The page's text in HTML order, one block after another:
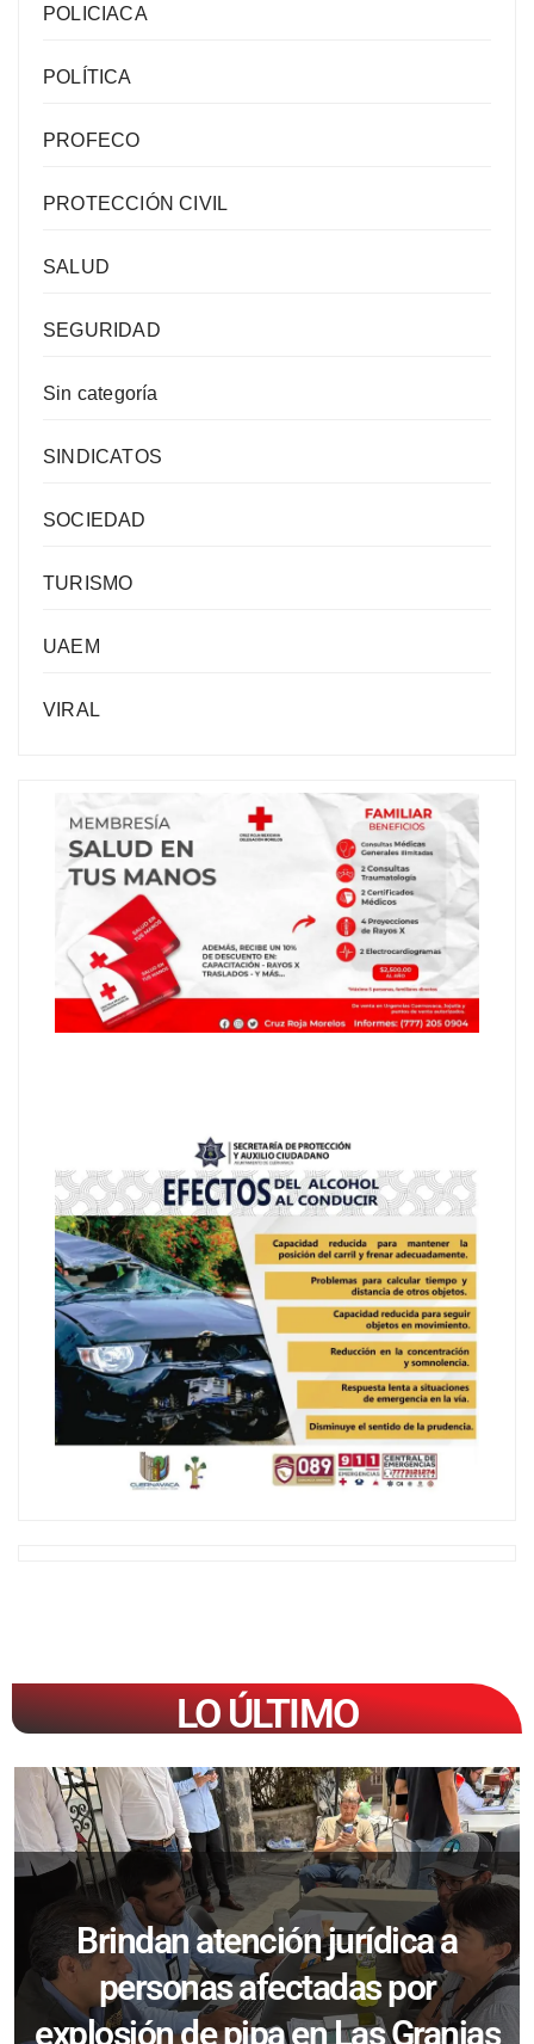
POLICIACA
POLÍTICA
PROFECO
PROTECCIÓN CIVIL
SALUD
SEGURIDAD
Sin categoría
SINDICATOS
SOCIEDAD
TURISMO
UAEM
VIRAL
LO ÚLTIMO
Brindan atención jurídica a
personas afectadas por
explosión de pipa en Las Granjas